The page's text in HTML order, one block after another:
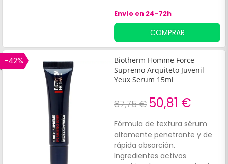
un exclusivo complejo
hidratante, no deja sensación
grasa y se absorbe
rápidamente.
Envío en 24-72h
COMPRAR
-42%
Biotherm Homme Force
Supremo Arquiteto Juvenil
Yeux Serum 15ml
87,75 € 50,81 €
Fórmula de textura sérum
altamente penetrante y de
rápida absorción.
Ingredientes activos